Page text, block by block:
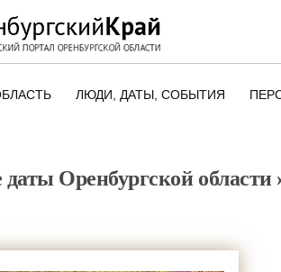
ЛЮДИ, ДАТЫ, CОБЫТИЯ
ПАМЯТНЫЕ ДАТЫ
Оренбургской области